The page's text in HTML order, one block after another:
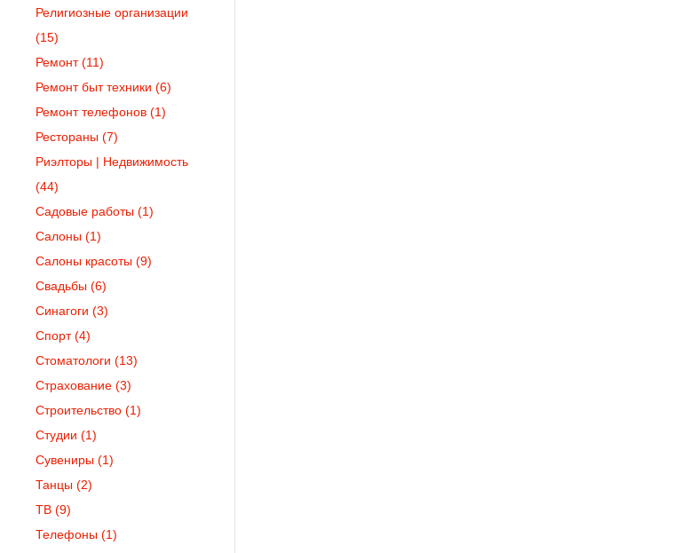
Религиозные организации
(15)
Ремонт(11)
Ремонт быт техники (6)
Ремонт телефонов (1)
Рестораны (7)
Риэлторы | Недвижимость
(44)
Садовые работы (1)
Салоны (1)
Салоны красоты (9)
Свадьбы (6)
Синагоги (3)
Спорт(4)
Стоматологи (13)
Страхование (3)
Строительство (1)
Студии (1)
Сувениры (1)
Танцы (2)
ТВ (9)
Телефоны (1)